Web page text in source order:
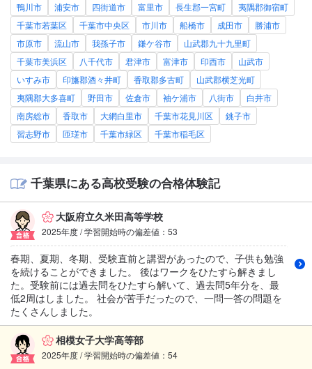
鴨川市
浦安市 四街道市 富里市 長生郡一宮町
夷隅郡御宿町
千葉市若葉区
千葉市中央区 市川市 船橋市 成田市
勝浦市
市原市
流山市 我孫子市 鎌ケ谷市
山武郡九十九里町
千葉市美浜区
八千代市 君津市 富津市 印西市
山武市
いすみ市
印旛郡酒々井町 香取郡多古町
山武郡横芝光町
夷隅郡大多喜町
野田市 佐倉市 袖ケ浦市 八街市
白井市
南房総市
香取市 大網白里市 千葉市花見川区
銚子市
習志野市
匝瑳市 千葉市緑区 千葉市稲毛区
千葉県にある高校受験の合格体験記
大阪府立久米田高等学校
2025年度 / 学習開始時の偏差値：53
春期、夏期、冬期、受験直前と講習があったので、子供も勉強
を続けることができました。 後はワークをひたすら解きまし
た。受験前には過去問をひたすら解いて、過去問5年分を、最
低2周はしました。 社会が苦手だったので、一問一答の問題を
たくさんしました。
相模女子大学高等部
2025年度 / 学習開始時の偏差値：54